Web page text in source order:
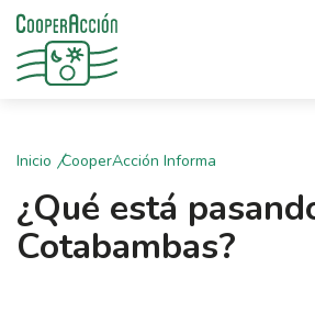
Inicio CooperAcción Informa
¿Qué está
Cotabambas?